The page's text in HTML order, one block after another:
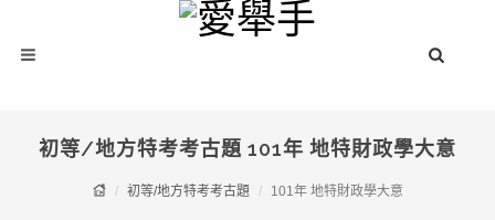
初等/地方特考考古題 101年 地特財政學大意
初等/地方特考考古題 101年 地特財政學大意